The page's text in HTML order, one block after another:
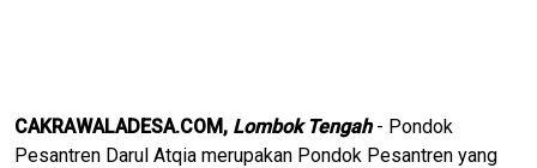
CAKRAWALADESA.COM, Lombok Tengah- Pondok
Pesantren Darul Atqia merupakan Pondok Pesantren yang